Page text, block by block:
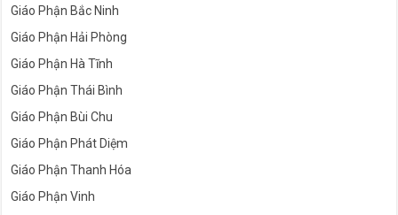
Giáo Phận Bắc Ninh
Giáo Phận Hải Phòng
Giáo Phận Hà Tĩnh
Giáo Phận Thái Bình
Giáo Phận Bùi Chu
Giáo Phận Phát Diệm
Giáo Phận Thanh Hóa
Giáo Phận Vinh